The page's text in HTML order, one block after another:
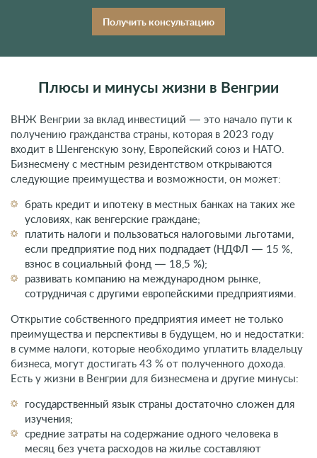
Получите вид на жительство или второй паспорт по разумной
цене при полной поддержке миграционных юристов компании
Плюсы и минусы жизни в Венгрии
ВНЖ Венгрии за вклад инвестиций — это начало пути к
получению гражданства страны, которая в 2023 году
Бизнесмену с местным резидентством открываются
следующие преимущества и возможности, он может:
брать кредит и ипотеку в местных банках на таких же
условиях, как венгерские граждане;
платить налоги и пользоваться налоговыми льготами,
если предприятие под них подпадает (НДФЛ — 15 %,
развивать компанию на международном рынке,
сотрудничая с другими европейскими предприятиями.
Открытие собственного предприятия имеет не только
преимущества и перспективы в будущем, но и недостатки:
бизнеса, могут достигать 43 % от полученного дохода.
Есть у жизни в Венгрии для бизнесмена и другие минусы:
государственный язык страны достаточно сложен для